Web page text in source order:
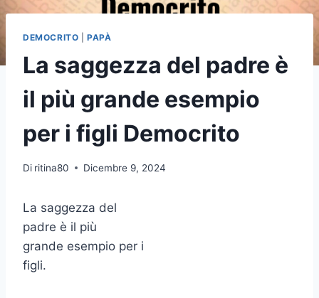
DEMOCRITO |PAPÀ
La saggezza del padre è
il più grande esempio
per i figli Democrito
Di ritina80 Dicembre 9, 2024
La saggezza del
padre è il più
grande esempio per i
figli.